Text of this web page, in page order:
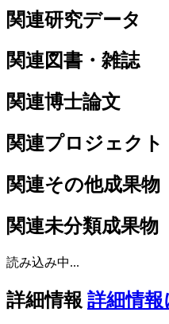
関連研究データ
関連図書・雑誌
関連博士論文
関連プロジェクト
関連その他成果物
関連未分類成果物
読み込み中...
詳細情報 詳細情